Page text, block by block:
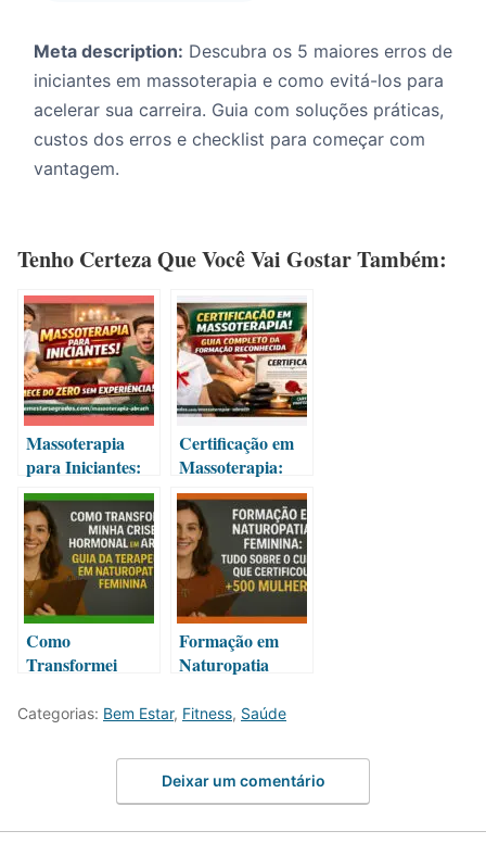
Meta description: Descubra os 5 maiores erros de
iniciantes em massoterapia e como evitá-los para
acelerar sua carreira. Guia com soluções práticas,
custos dos erros e checklist para começar com
vantagem.
Tenho Certeza Que Você Vai Gostar Também:
Massoterapia
para Iniciantes:
Comece do Zero
sem Experiência
Certificação em
Massoterapia:
Guia Completo
da Formação
Reconhecida
Como
Transformei
Hormonal em
Formação em
Naturopatia
Domine os
Saúde Natural
Categorias: Bem Estar, Fitness, Saúde
Deixar um comentário